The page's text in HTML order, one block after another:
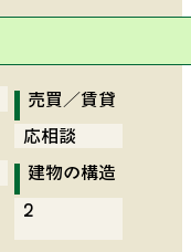
玄関02
和室4.5畳
ダイニングキッチン
脱衣所
トイレ
2階-和室8畳01
2階-和室4.5畳
バルコニー01
店舗01-外観
店舗01-内観02
店舗02-外観
店舗02-トイレ
駐車場
前面道路01
売買／賃貸
応相談
建物の構造
2